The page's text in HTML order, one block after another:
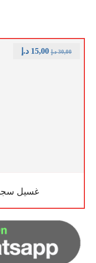
غسيل سجاد دبي
30,00 د.إ 15,00 د.إ